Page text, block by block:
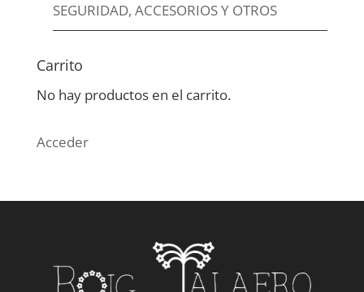
SEGURIDAD, ACCESORIOS Y OTROS
Carrito
No hay productos en el carrito.
Acceder